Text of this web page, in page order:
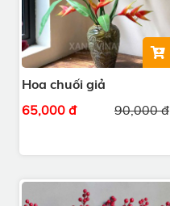
Hoa chuối giả
90,000 đ
65,000 đ